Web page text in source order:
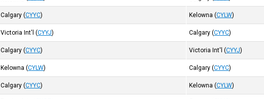
Calgary (CYYC) Kelowna (CYLW)
Victoria Int'l (CYYJ) Calgary (CYYC)
Calgary (CYYC) Victoria Int'l (CYYJ)
Kelowna (CYLW) Calgary (CYYC)
Calgary (CYYC) Kelowna (CYLW)